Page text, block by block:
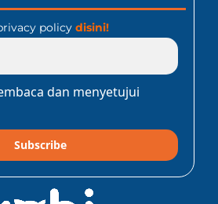
Edukatif ke Jepang!
10 Lomba Jurusan
Matematika untuk
policy disini!
dan menyetujui
Subscribe